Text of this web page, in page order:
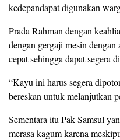
kedepandapat digunakan
Prada Rahman dengan
dengan gergaji mesin
cepat sehingga dapat segera
“Kayu ini harus segera
bereskan untuk melanjutkan
Sementara itu Pak Samsul
merasa kagum karena